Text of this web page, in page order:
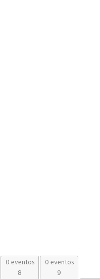
0 eventos
8
0 eventos
9